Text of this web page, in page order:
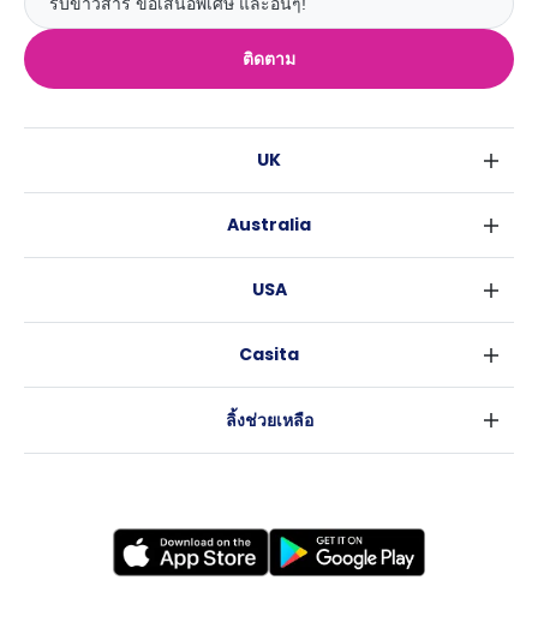
ติดตาม
UK
เอดินเบอระ
ลีดส์
โคเวนทรี
เลสเตอร์
Australia
บริสเบน
อะเดลายด์
USA
แอตแลนตา
Casita
ลิ้งช่วยเหลือ